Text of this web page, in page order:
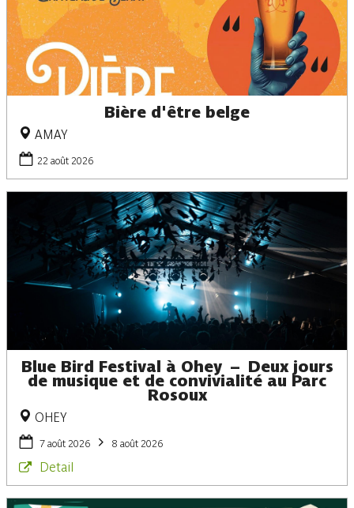
Bière d'être belge
AMAY
22 août 2026
Blue Bird Festival à Ohey – Deux jours
de musique et de convivialité au Parc
Rosoux
OHEY
7 août 2026 8 août 2026
Detail